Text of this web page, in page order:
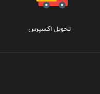
تحویل اکسپرس